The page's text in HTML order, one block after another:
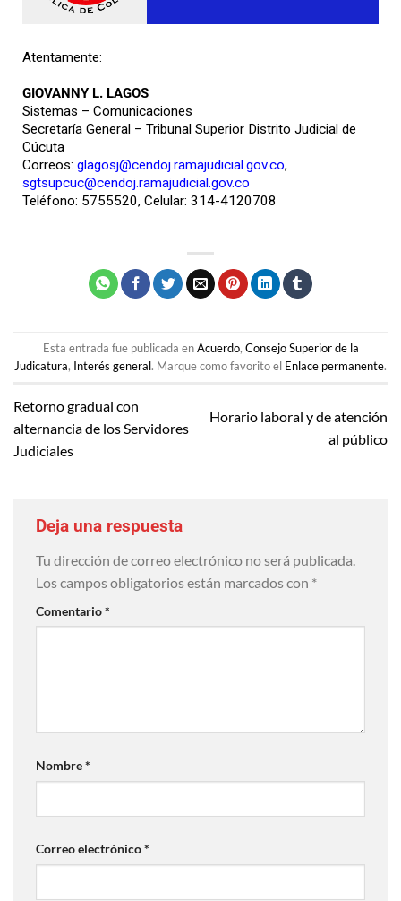
Atentamente:
GIOVANNY L. LAGOS
Sistemas – Comunicaciones
Secretaría General – Tribunal Superior Distrito Judicial de
Cúcuta
Correos: glagosj@cendoj.ramajudicial.gov.co,
sgtsupcuc@cendoj.ramajudicial.gov.co
Teléfono: 5755520, Celular: 314-4120708
Esta entrada fue publicada enAcuerdo, Consejo Superior de la
Judicatura, Interés general. Marque como favorito el Enlace permanente.
Retorno gradual con
alternancia de los Servidores
Judiciales
Horario laboral y de atención
al público
Deja una respuesta
Tu dirección de correo electrónico no será publicada.
Los campos obligatorios están marcados con *
Comentario*
Nombre*
Correo electrónico*